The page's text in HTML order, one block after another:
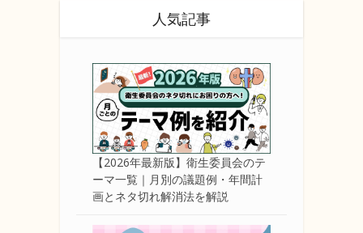
人気記事
【2026年最新版】衛生委員会のテ
ーマ一覧｜月別の議題例・年間計
画とネタ切れ解消法を解説